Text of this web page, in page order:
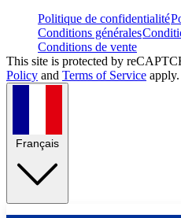
Politique de confidentialité
Conditions générales
Conditions de vente
This site is protected by
Policy and Terms of Service apply.
Français